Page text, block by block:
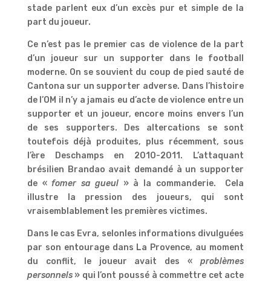
stade parlent eux d’un excès pur et simple de la
part du joueur.
Ce n’est pas le premier cas de violence de la part
d’un joueur sur un supporter dans le football
moderne. On se souvient du coup de pied sauté de
Cantona sur un supporter adverse. Dans l’histoire
de l’OM il n’y a jamais eu d’acte de violence entre un
supporter et un joueur, encore moins envers l’un
de ses supporters. Des altercations se sont
toutefois déjà produites, plus récemment, sous
l’ère Deschamps en 2010-2011. L’attaquant
brésilien Brandao avait demandé à un supporter
de «fomer sa gueul » à la commanderie. Cela
illustre la pression des joueurs, qui sont
vraisemblablement les premières victimes.
Dans le cas Evra, selonles informations divulguées
par son entourage dans La Provence, au moment
du conflit, le joueur avait des «problèmes
personnels» qui l’ont poussé à commettre cet acte